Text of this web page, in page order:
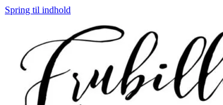
Spring til indhold